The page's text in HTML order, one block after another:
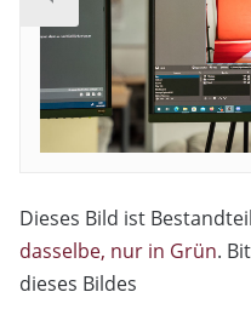
Dieses Bild ist
dasselbe, nur in Grün.
dieses Bildes